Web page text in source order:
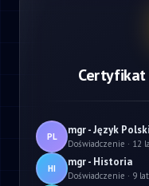
Certyfikat
PL mgr - Język Polski
Doświadczenie · 12
HI mgr - Historia
Doświadczenie · 9 lat